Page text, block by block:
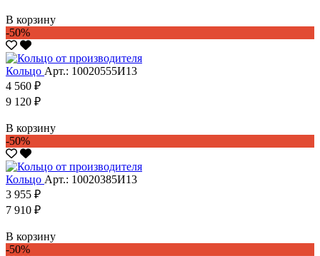
В корзину
-50%
Кольцо Арт.: 10020555И13
4 560 ₽
9 120 ₽
В корзину
-50%
Кольцо Арт.: 10020385И13
3 955 ₽
7 910 ₽
В корзину
-50%